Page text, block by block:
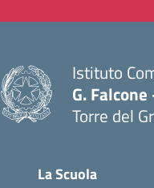
Istituto
G.
Torre del
La Scuola